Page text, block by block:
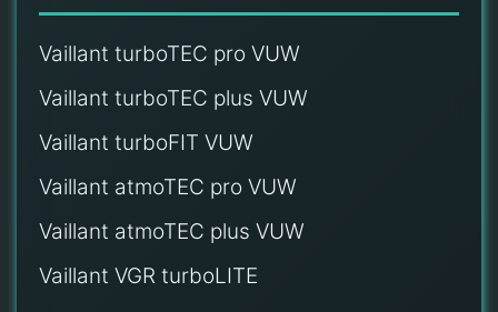
Vaillant turboTEC pro VUW
Vaillant turboTEC plus VUW
Vaillant turboFIT VUW
Vaillant atmoTEC pro VUW
Vaillant atmoTEC plus VUW
Vaillant VGR turboLITE